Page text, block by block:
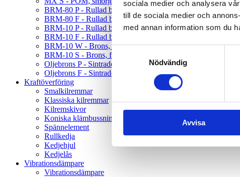
sociala medier och analysera
till de sociala medier och
med annan information som du
Samtyckesval
Nödvändig
Avvisa
BRM-80 P - Rullad brons, hål, rak
BRM-80 F - Rullad brons, hål, fläns
BRM-10 P - Rullad brons, fickor, rak
BRM-10 F - Rullad brons, fickor, fläns
BRM-10 W - Brons, fickor, tryckbricka
BRM-10 S - Brons, fickor, glidplatta
Oljebrons P - Sintrade, rak
Oljebrons F - Sintrade, fläns
Kraftöverföring
Smalkilremmar
Klassiska kilremmar
Kilremskivor
Koniska klämbussningar
Spännelement
Rullkedja
Kedjehjul
Kedjelås
Vibrationsdämpare
Vibrationsdämpare